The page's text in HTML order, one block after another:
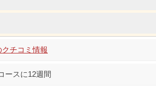
クチコミ情報
ースに12週間